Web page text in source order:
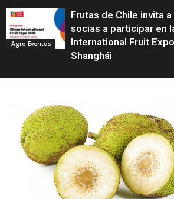
Agro Eventos
Frutas de Chile invita
socias a participar en
International Fruit
Shanghái